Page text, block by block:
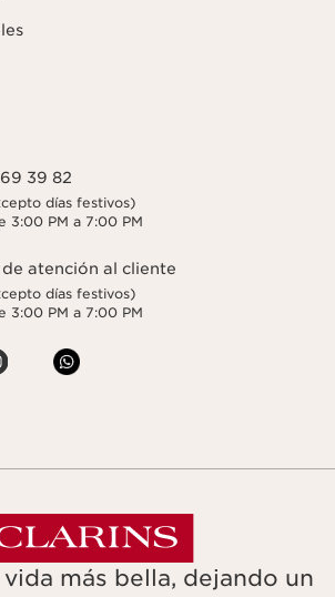
39 82
días festivos)
3:00 PM a 7:00 PM
atención al cliente
días festivos)
3:00 PM a 7:00 PM
más bella, dejando un